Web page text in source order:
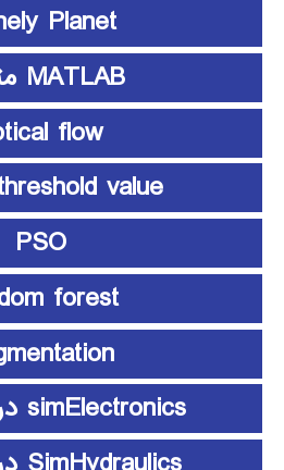
Planet
MATLAB متلب
flow
value
PSO
forest
simElectronics در Simulink